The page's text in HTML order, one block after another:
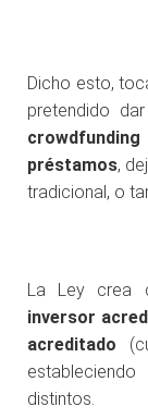
Dicho esto,
pretendido
crowdfunding
préstamos,
tradicional, o
La Ley crea
inversor
acreditado
distintos.